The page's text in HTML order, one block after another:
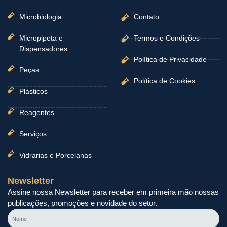
Microbiologia
Micropipeta e
Dispensadores
Peças
Plásticos
Reagentes
Serviços
Vidrarias e Porcelanas
Contato
Termos e Condições
Política de Privacidade
Política de Cookies
Newsletter
Assine nossa Newsletter para receber em primeira mão nossas
publicações, promoções e novidade do setor.
Nome